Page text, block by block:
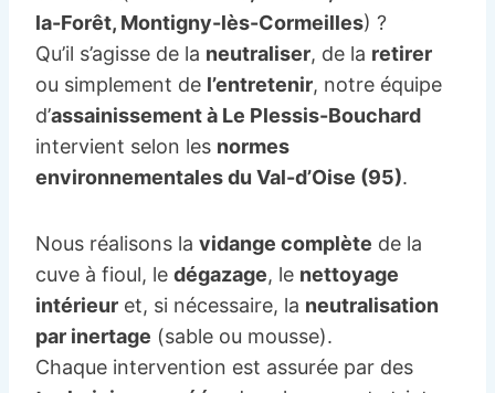
la-Forêt, Montigny-lès-Cormeilles) ?
Qu’il s’agisse de la neutraliser, de la retirer
ou simplement de l’entretenir, notre équipe
d’assainissement à Le Plessis-Bouchard
intervient selon les normes
environnementales du Val-d’Oise (95).
Nous réalisons la vidange complète de la
cuve à fioul, le dégazage, le nettoyage
intérieur et, si nécessaire, la neutralisation
par inertage (sable ou mousse).
Chaque intervention est assurée par des